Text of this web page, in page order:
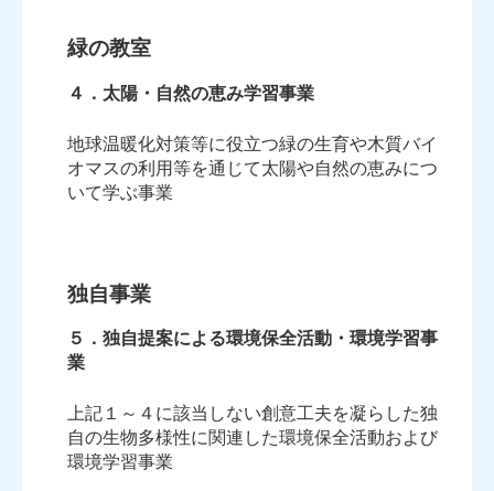
緑の教室
４．太陽・自然の恵み学習事業
地球温暖化対策等に役立つ緑の生育や木質バイ
オマスの利用等を通じて太陽や自然の恵みにつ
いて学ぶ事業
独自事業
５．独自提案による環境保全活動・環境学習事
業
上記１～４に該当しない創意工夫を凝らした独
自の生物多様性に関連した環境保全活動および
環境学習事業